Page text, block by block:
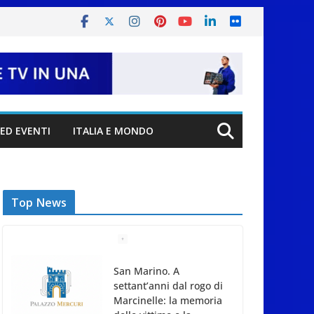
EVENTI ITALIA E MONDO
Top News
San Marino. A
Marcinelle: la memoria
delle vittime e la
lezione della storia per
la tutela del lavoro